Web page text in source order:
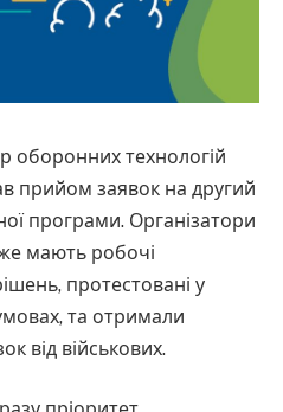
оборонних технологій
прийом заявок на другий
програми. Організатори
мають робочі
протестовані у
та отримали
від військових.